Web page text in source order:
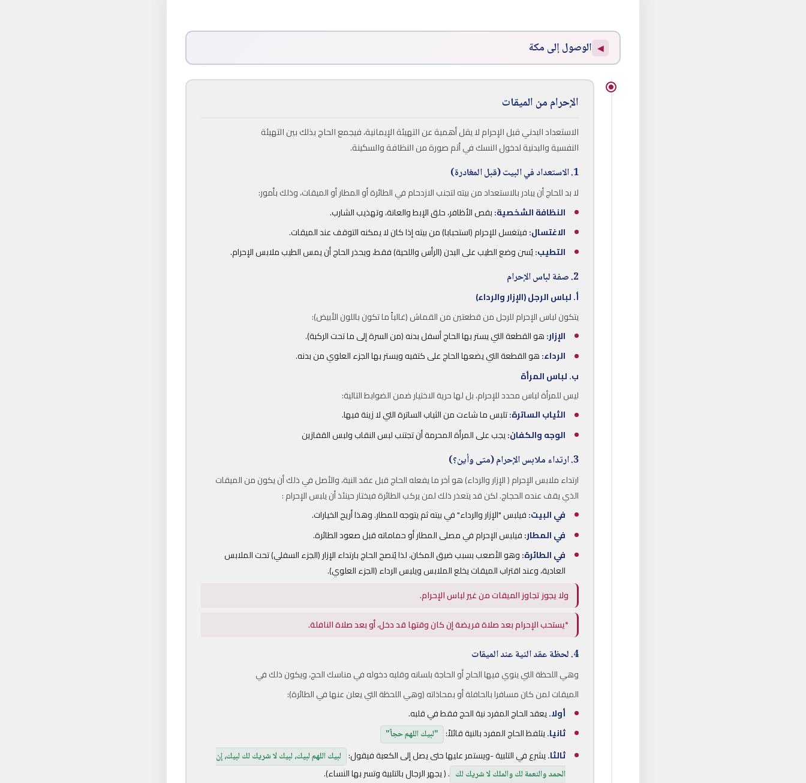
◀ الوصول إلى مكة
الإحرام من الميقات
الاستعداد البدني قبل الإحرام لا يقل أهمية عن التهيئة الإيمانية، فيجمع الحاج بذلك بين التهيئة
النفسية والبدنية لدخول النسك في أتم صورة من النظافة والسكينة.
1. الاستعداد في البيت (قبل المغادرة)
لا بد للحاج أن يبادر بالاستعداد من بيته لتجنب الازدحام في الطائرة أو المطار أو الميقات، وذلك بأمور:
النظافة الشخصية:بقص الأظافر، حلق الإبط والعانة، وتهذيب الشارب.
الاغتسال:فيتغسل للإحرام (استحبابا) من بيته إذا كان لا يمكنه التوقف عند الميقات.
التطيب:يُسن وضع الطيب على البدن (الرأس واللحية) فقط، ويحذر الحاج أن يمس الطيب ملابس الإحرام.
2. صفة لباس الإحرام
أ. لباس الرجل (الإزار والرداء)
يتكون لباس الإحرام للرجل من قطعتين من القماش (غالباً ما تكون باللون الأبيض):
الإزار:هو القطعة التي يستر بها الحاج أسفل بدنه (من السرة إلى ما تحت الركبة).
الرداء:هو القطعة التي يضعها الحاج على كتفيه ويستر بها الجزء العلوي من بدنه.
ب. لباس المرأة
ليس للمرأة لباس محدد للإحرام، بل لها حرية الاختيار ضمن الضوابط التالية:
الثياب الساترة:تلبس ما شاءت من الثياب الساترة التي لا زينة فيها.
الوجه والكفان:يجب على المرأة المحرمة أن تجتنب لبس النقاب ولبس القفازين
3. ارتداء ملابس الإحرام (متى وأين؟)
ارتداء ملابس الإحرام ( الإزار والرداء) هو آخر ما يفعله الحاج قبل عقد النية، والأصل في ذلك أن يكون من الميقات
الذي يقف عنده الحجاج. لكن قد يتعذر ذلك لمن يركب الطائرة فيختار حينئذ أن يلبس الإحرام :
في البيت:فيلبس "الإزار والرداء" في بيته ثم يتوجه للمطار. وهذا أريح الخيارات.
في المطار:فيلبس الإحرام في مصلى المطار أو حماماته قبل صعود الطائرة.
في الطائرة:وهو الأصعب بسبب ضيق المكان، لذا يُنصح الحاج بارتداء الإزار (الجزء السفلي) تحت الملابس
العادية، وعند اقتراب الميقات يخلع الملابس ويلبس الرداء (الجزء العلوي).
ولا يجوز تجاوز الميقات من غير لباس الإحرام.
*يستحب الإحرام بعد صلاة فريضة إن كان وقتها قد دخل، أو بعد صلاة النافلة.
4. لحظة عقد النية عند الميقات
وهي اللحظة التي ينوي فيها الحاج أو الحاجة بلسانه وقلبه دخوله في مناسك الحج، ويكون ذلك في
الميقات لمن كان مسافرا بالحافلة أو بمحاذاته (وهي اللحظة التي يعلن عنها في الطائرة):
أولا.يعقد الحاج المفرد نية الحج فقط في قلبه.
ثانيا.يتلفظ الحاج المفرد بالنية قائلاً: "لبيك اللهم حجاً"
ثالثا.يشرع في التلبية -ويستمر عليها حتى يصل إلى الكعبة فيقول: لبيك اللهم لبيك، لبيك لا شريك لك لبيك، إن
الحمد والنعمة لك والملك لا شريك لك . ( يجهر الرجال بالتلبية وتسر بها النساء).